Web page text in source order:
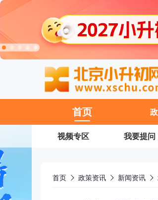
首页
视频专区 我要提问
首页 政策资讯 新闻资讯